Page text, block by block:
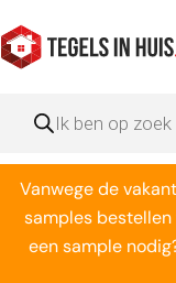
naar
de
zoeken
Vanwege de
samples bestellen
een sample